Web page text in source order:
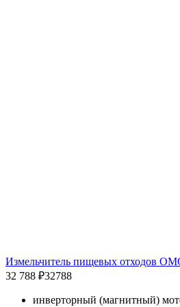
Измельчитель пищевых отходов
32 788 ₽32788
инверторный (магнитный)